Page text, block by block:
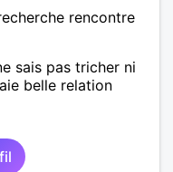
rencontre
sais pas tricher ni
belle relation